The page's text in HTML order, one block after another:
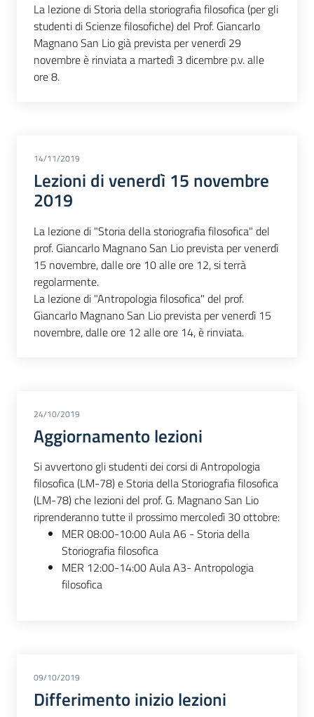
La lezione di Storia della storiografia filosofica (per gli
studenti di Scienze filosofiche) del Prof. Giancarlo
Magnano San Lio già prevista per venerdì 29
novembre è rinviata a martedì 3 dicembre p.v. alle
ore 8.
14/11/2019
Lezioni di venerdì 15 novembre
2019
La lezione di "Storia della storiografia filosofica" del
prof. Giancarlo Magnano San Lio prevista per venerdì
15 novembre, dalle ore 10 alle ore 12, si terrà
regolarmente.
La lezione di "Antropologia filosofica" del prof.
Giancarlo Magnano San Lio prevista per venerdì 15
novembre, dalle ore 12 alle ore 14, è rinviata.
24/10/2019
Aggiornamento lezioni
Si avvertono gli studenti dei corsi di Antropologia
filosofica (LM-78) e Storia della Storiografia filosofica
(LM-78) che lezioni del prof. G. Magnano San Lio
riprenderanno tutte il prossimo mercoledì 30 ottobre:
MER 08:00-10:00 Aula A6 - Storia della
Storiografia filosofica
MER 12:00-14:00 Aula A3- Antropologia
filosofica
09/10/2019
Differimento inizio lezioni